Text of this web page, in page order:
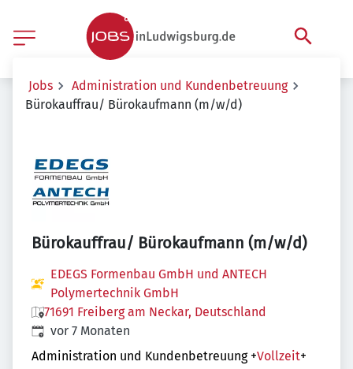
Jobs
Administration und Kundenbetreuung
Bürokauffrau/ Bürokaufmann (m/w/d)
Bürokauffrau/ Bürokaufmann (m/w/d)
EDEGS Formenbau GmbH und ANTECH
Polymertechnik GmbH
71691 Freiberg am Neckar, Deutschland
Veröffentlicht:
vor 7 Monaten
Administration und Kundenbetreuung +Vollzeit+